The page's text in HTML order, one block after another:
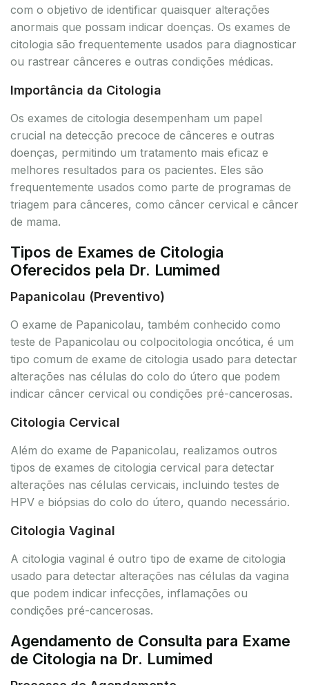
com o objetivo de identificar quaisquer alterações
anormais que possam indicar doenças. Os exames de
citologia são frequentemente usados para diagnosticar
ou rastrear cânceres e outras condições médicas.
Importância da Citologia
Os exames de citologia desempenham um papel
crucial na detecção precoce de cânceres e outras
doenças, permitindo um tratamento mais eficaz e
melhores resultados para os pacientes. Eles são
frequentemente usados como parte de programas de
triagem para cânceres, como câncer cervical e câncer
de mama.
Tipos de Exames de Citologia
Oferecidos pela Dr. Lumimed
Papanicolau (Preventivo)
O exame de Papanicolau, também conhecido como
teste de Papanicolau ou colpocitologia oncótica, é um
tipo comum de exame de citologia usado para detectar
alterações nas células do colo do útero que podem
indicar câncer cervical ou condições pré-cancerosas.
Citologia Cervical
Além do exame de Papanicolau, realizamos outros
tipos de exames de citologia cervical para detectar
alterações nas células cervicais, incluindo testes de
HPV e biópsias do colo do útero, quando necessário.
Citologia Vaginal
A citologia vaginal é outro tipo de exame de citologia
usado para detectar alterações nas células da vagina
que podem indicar infecções, inflamações ou
condições pré-cancerosas.
Agendamento de Consulta para Exame
de Citologia na Dr. Lumimed